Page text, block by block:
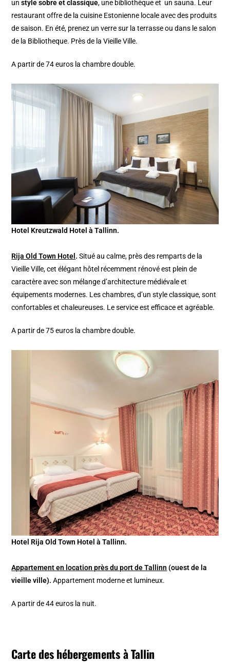
unstyle sobre et classique, une bibliothèque et un sauna. Leur
restaurant offre de la cuisine Estonienne locale avec des produits
de saison. En été, prenez un verre sur la terrasse ou dans le salon
de la Bibliotheque. Près de la Vieille Ville.
A partir de 74 euros la chambre double.
Hotel Kreutzwald Hotel à Tallinn.
Rija Old Town Hotel .Situé au calme, près des remparts de la
Vieille Ville, cet élégant hôtel récemment rénové est plein de
caractère avec son mélange d’architecture médiévale et
équipements modernes. Les chambres, d’un style classique, sont
confortables et chaleureuses. Le service est efficace et agréable.
A partir de 75 euros la chambre double.
Hotel Rija Old Town Hotel à Tallinn.
Appartement en location près du port de Tallinn (ouest de la
vieille ville).Appartement moderne et lumineux.
A partir de 44 euros la nuit.
Carte des hébergements à Tallin